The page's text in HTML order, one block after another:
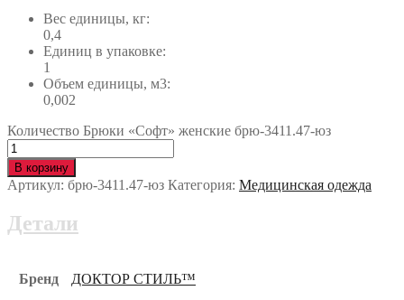
Вес единицы, кг:
0,4
Единиц в упаковке:
1
Объем единицы, м3:
0,002
Количество Брюки «Софт» женские брю-3411.47-юз
В корзину
Артикул: брю-3411.47-юз Категория: Медицинская одежда
Детали
Бренд ДОКТОР СТИЛЬ™